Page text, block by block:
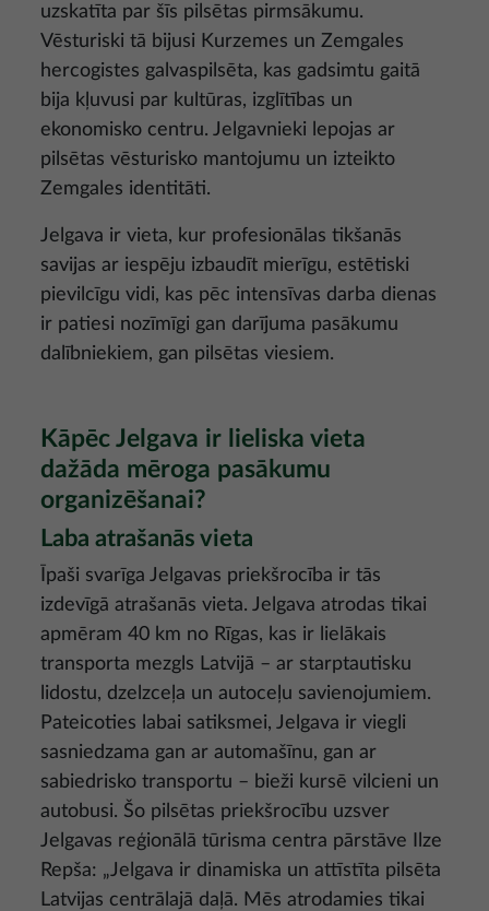
uzskatīta par šīs pilsētas pirmsākumu.
Vēsturiski tā bijusi Kurzemes un Zemgales
hercogistes galvaspilsēta, kas gadsimtu gaitā
bija kļuvusi par kultūras, izglītības un
ekonomisko centru. Jelgavnieki lepojas ar
pilsētas vēsturisko mantojumu un izteikto
Zemgales identitāti.
Jelgava ir vieta, kur profesionālas tikšanās
savijas ar iespēju izbaudīt mierīgu, estētiski
pievilcīgu vidi, kas pēc intensīvas darba dienas
ir patiesi nozīmīgi gan darījuma pasākumu
dalībniekiem, gan pilsētas viesiem.
Kāpēc Jelgava ir lieliska vieta
dažāda mēroga pasākumu
organizēšanai?
Laba atrašanās vieta
Īpaši svarīga Jelgavas priekšrocība ir tās
izdevīgā atrašanās vieta. Jelgava atrodas tikai
apmēram 40 km no Rīgas, kas ir lielākais
transporta mezgls Latvijā – ar starptautisku
lidostu, dzelzceļa un autoceļu savienojumiem.
Pateicoties labai satiksmei, Jelgava ir viegli
sasniedzama gan ar automašīnu, gan ar
sabiedrisko transportu – bieži kursē vilcieni un
autobusi. Šo pilsētas priekšrocību uzsver
Jelgavas reģionālā tūrisma centra pārstāve Ilze
Repša: „Jelgava ir dinamiska un attīstīta pilsēta
Latvijas centrālajā daļā. Mēs atrodamies tikai